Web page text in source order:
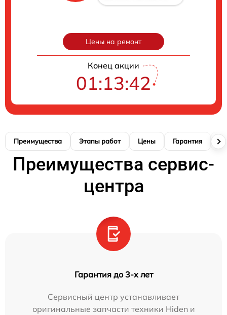
Цены на ремонт
Конец акции
01:13:41
Преимущества Этапы работ Цены Гарантия
Преимущества сервис-
центра
Гарантия до 3-х лет
Сервисный центр устанавливает
оригинальные запчасти техники Hiden и